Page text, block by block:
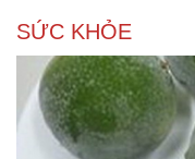
SỨC KHỎE